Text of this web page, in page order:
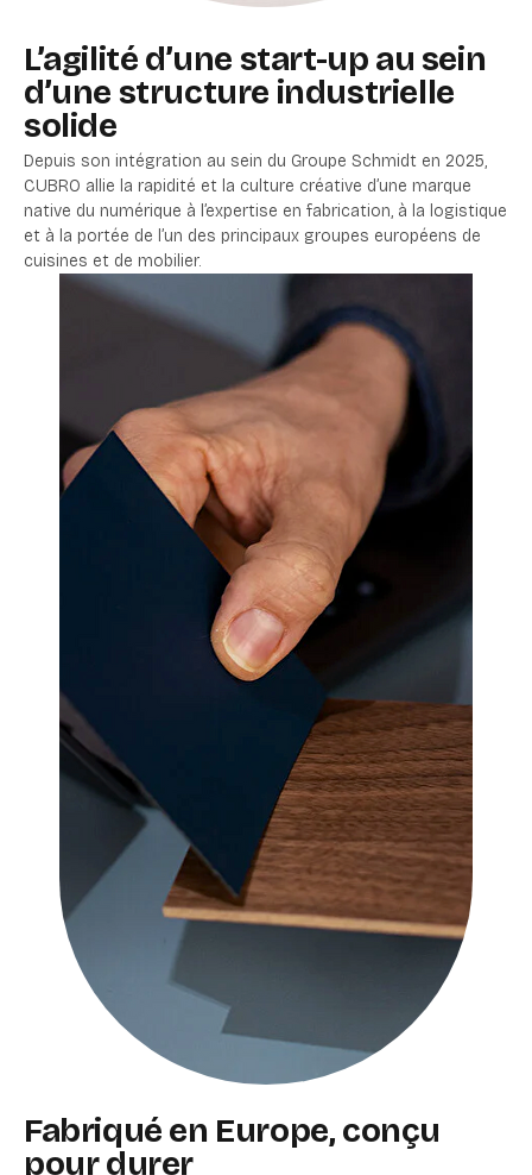
L’agilité d’une start-up au sein
d’une structure industrielle
solide
Depuis son intégration au sein du Groupe Schmidt en 2025,
CUBRO allie la rapidité et la culture créative d’une marque
native du numérique à l’expertise en fabrication, à la logistique
et à la portée de l’un des principaux groupes européens de
cuisines et de mobilier.
Fabriqué en Europe, conçu
pour durer